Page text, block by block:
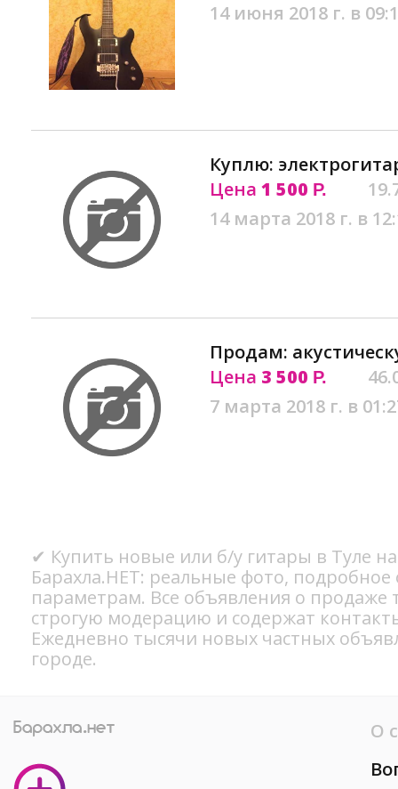
14 июня 2018 г. в
Куплю:
Цена 1 500 Р.
14 марта 2018 г. в
Продам:
Цена 3 500 Р.
7 марта 2018 г. в
✔ Купить новые или б/у гитары в Туле
Барахла.НЕТ: реальные фото,
параметрам. Все объявления о продаже
строгую модерацию и содержат
Ежедневно тысячи новых частных
городе.
О